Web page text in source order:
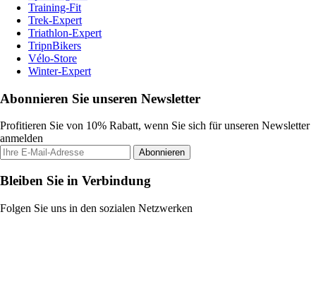
Training-Fit
Trek-Expert
Triathlon-Expert
TripnBikers
Vélo-Store
Winter-Expert
Abonnieren Sie unseren Newsletter
Profitieren Sie von 10% Rabatt, wenn Sie sich für unseren Newsletter
anmelden
Abonnieren
Bleiben Sie in Verbindung
Folgen Sie uns in den sozialen Netzwerken